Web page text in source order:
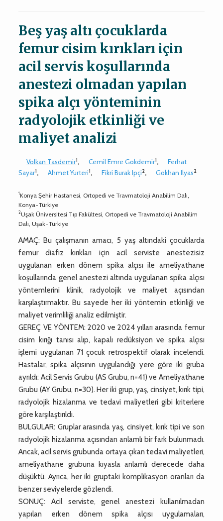
Beş yaş altı çocuklarda
femur cisim kırıkları için
acil servis koşullarında
anestezi olmadan yapılan
spika alçı yönteminin
radyolojik etkinliği ve
maliyet analizi
Volkan Tasdemir1, Cemil Emre Gokdemir1,
Ferhat
Sayar1, Ahmet Yurteri1, Fikri Burak Ipçi2, Gokhan Ilyas2
1Konya Şehir Hastanesi, Ortopedi ve Travmatoloji Anabilim Dalı,
Konya-Türkiye
2Uşak Üniversitesi Tıp Fakültesi, Ortopedi ve Travmatoloji Anabilim
Dalı, Uşak-Türkiye
AMAÇ: Bu çalışmanın amacı, 5 yaş altındaki çocuklarda
femur diafiz kırıkları için acil serviste anestezisiz
uygulanan erken dönem spika alçısı ile ameliyathane
koşullarında genel anestezi altında uygulanan spika alçısı
yöntemlerini klinik, radyolojik ve maliyet açısından
karşılaştırmaktır. Bu sayede her iki yöntemin etkinliği ve
maliyet verimliliği analiz edilmiştir.
GEREÇ VE YÖNTEM: 2020 ve 2024 yılları arasında femur
cisim kırığı tanısı alıp, kapalı redüksiyon ve spika alçısı
işlemi uygulanan 71 çocuk retrospektif olarak incelendi.
Hastalar, spika alçısının uygulandığı yere göre iki gruba
ayrıldı: Acil Servis Grubu (AS Grubu, n=41) ve Ameliyathane
Grubu (AY Grubu, n=30). Her iki grup, yaş, cinsiyet, kırık tipi,
radyolojik hizalanma ve tedavi maliyetleri gibi kriterlere
göre karşılaştırıldı.
BULGULAR: Gruplar arasında yaş, cinsiyet, kırık tipi ve son
radyolojik hizalanma açısından anlamlı bir fark bulunmadı.
Ancak, acil servis grubunda ortaya çıkan tedavi maliyetleri,
ameliyathane grubuna kıyasla anlamlı derecede daha
düşüktü. Ayrıca, her iki gruptaki komplikasyon oranları da
benzer seviyelerde gözlendi.
SONUÇ: Acil serviste, genel anestezi kullanılmadan
yapılan erken dönem spika alçısı uygulamaları,